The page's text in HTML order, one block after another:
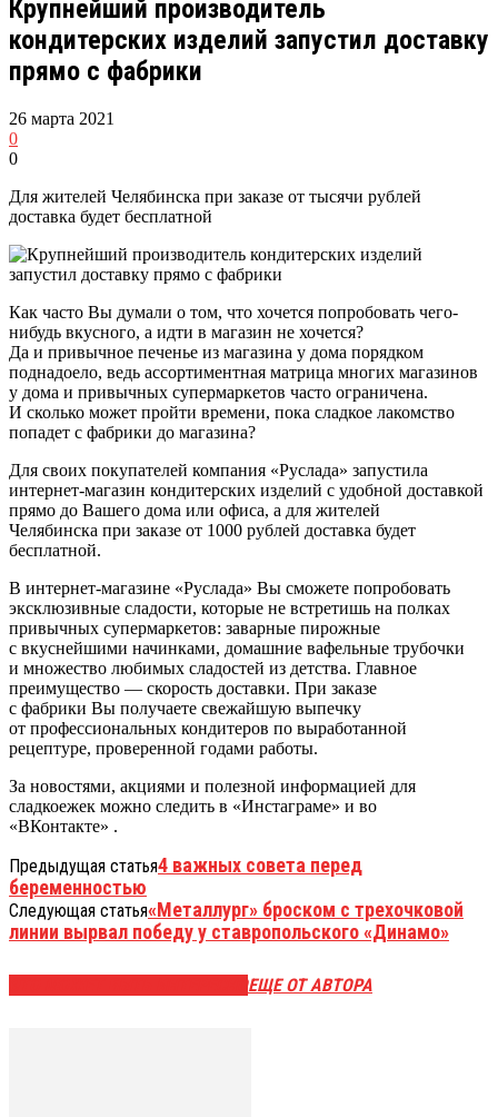
Крупнейший производитель
кондитерских изделий запустил доставку
прямо с фабрики
26 марта 2021
0
0
Для жителей Челябинска при заказе от тысячи рублей
доставка будет бесплатной
Как часто Вы думали о том, что хочется попробовать чего-
нибудь вкусного, а идти в магазин не хочется?
Да и привычное печенье из магазина у дома порядком
поднадоело, ведь ассортиментная матрица многих магазинов
у дома и привычных супермаркетов часто ограничена.
И сколько может пройти времени, пока сладкое лакомство
попадет с фабрики до магазина?
Для своих покупателей компания «Руслада» запустила
интернет-магазин кондитерских изделий с удобной доставкой
прямо до Вашего дома или офиса, а для жителей
Челябинска при заказе от 1000 рублей доставка будет
бесплатной.
В интернет-магазине «Руслада» Вы сможете попробовать
эксклюзивные сладости, которые не встретишь на полках
привычных супермаркетов: заварные пирожные
с вкуснейшими начинками, домашние вафельные трубочки
и множество любимых сладостей из детства. Главное
преимущество — скорость доставки. При заказе
с фабрики Вы получаете свежайшую выпечку
от профессиональных кондитеров по выработанной
рецептуре, проверенной годами работы.
За новостями, акциями и полезной информацией для
сладкоежек можно следить в «Инстаграме» и во
«ВКонтакте» .
Предыдущая статья4 важных совета перед
беременностью
Следующая статья«Металлург» броском с трехочковой
линии вырвал победу у ставропольского «Динамо»
ЕЩЕ ОТ АВТОРА